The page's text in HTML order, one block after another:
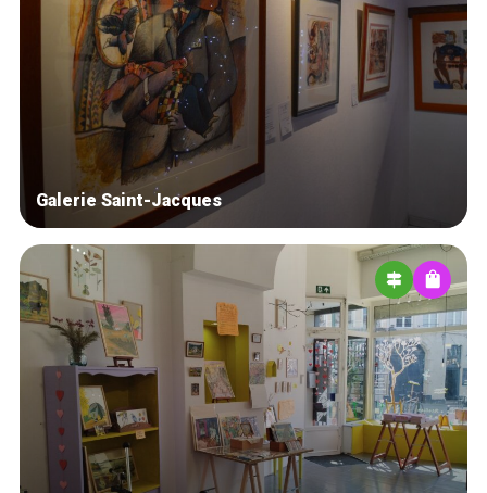
Bonnes adresses
Quartiers
Blog
Tops 10
Artisans
A propos
Galerie Saint-Jacques